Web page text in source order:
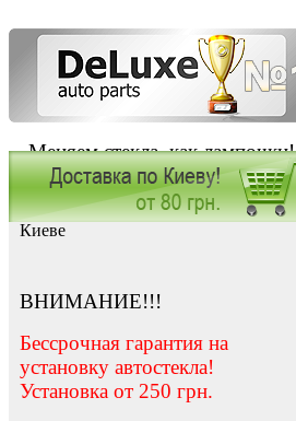
Меняем стекла, как лампочки!
Заказать установку автостекла в
Киеве
ВНИМАНИЕ!!!
Бессрочная гарантия на
установку автостекла!
Установка от 250 грн.